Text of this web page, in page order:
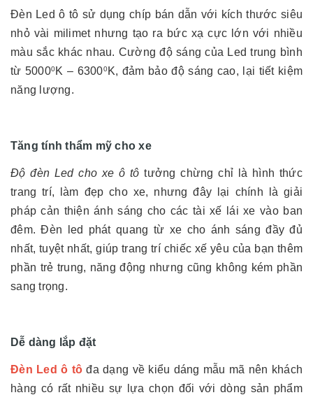
Đèn Led ô tô sử dụng chíp bán dẫn với kích thước siêu
nhỏ vài milimet nhưng tạo ra bức xạ cực lớn với nhiều
màu sắc khác nhau. Cường độ sáng của Led trung bình
từ 50000K – 63000K, đảm bảo độ sáng cao, lại tiết kiệm
năng lượng.
Tăng tính thẩm mỹ cho xe
Độ đèn Led cho xe ô tô tưởng chừng chỉ là hình thức
trang trí, làm đẹp cho xe, nhưng đây lại chính là giải
pháp cản thiện ánh sáng cho các tài xế lái xe vào ban
đêm. Đèn led phát quang từ xe cho ánh sáng đầy đủ
nhất, tuyệt nhất, giúp trang trí chiếc xế yêu của bạn thêm
phần trẻ trung, năng động nhưng cũng không kém phần
sang trọng.
Dễ dàng lắp đặt
Đèn Led ô tô đa dạng về kiểu dáng mẫu mã nên khách
hàng có rất nhiều sự lựa chọn đối với dòng sản phẩm